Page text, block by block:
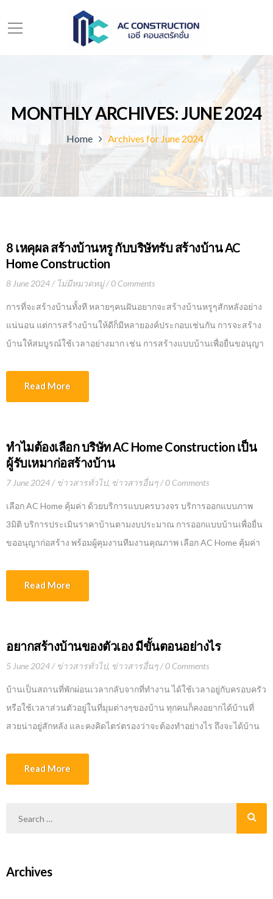
MONTHLY ARCHIVES: JUNE 2024
Home Archives for June 2024
8 เหคุผล สร้างบ้านหรู กับบริษัทรับ สร้างบ้าน AC
Home Construction
8 June 2024 ไม่มีหมวดหมู่ 0 Comments
การที่จะสร้างบ้านทั้งที หลายๆคนฝันอยากจะสร้างบ้านหรูๆสักหลังอย่าง
แน่นอน แต่การสร้างบ้านให้ดีก็มีหลายองค์ประกอบเช่นกัน การจะสร้าง
บ้านให้สมบูรณ์ใช้เวลาอย่างมาก เช่น การสร้างแบบบ้านเพื่อยื่นขอนุญา
LuxuryHome Pro Contractors มาเริ่มดูกันว่าทำไม ต้องสร้างบ้านหรู กับ
บริษัทรับสร้างบ้านที่ดี Building a LuxuryHome Pro Contractors การ
สร้างบ้านกับ บริษัทรับสร้างบ้านที่มีคุณภาพ น่าเชื่อถือ เพราะเป็นบริษัทที่
จดทะเบียนเป็นนิติบุคคลอย่างถูกต้อง มีสถานที่ตั้งติดต่อได้อย่างชัดเจน
อีกทั้งมีการทำสัญญาเอกสารลงลายมือชื่อที่ชัดเจน เจ้าของสามารถตรวจ
สอบเอกสารหลักฐาน ติดตามงานได้ หมดกังวลเรื่องทิ้งงาน อีกทั้งยัง
สื่อสารออนไลน์จากเพจต่างๆได้อีกด้วย การสร้างบ้านกับ บริษัทรับสร้าง
บ้านยังทำให้ลูกค้าสะดวกสะบายกับการใช้บริการอีกด้วย เนื่องจากบริษัท
วิศวกรรมและยังถูกหลักการข้อกฏหมายสถาปัตยกรรมอีกด้วย อีกทั้งยัง
ก่อสร้าง แบบก่อสร้างบ้าน และเอกสารข้อมูลการประมาณราคาบ้าน ที่มี
ข้อมูลครบถ้วนตามแบบบ้านที่จะสร้างนั้น จะทำให้การสร้างบ้านเป็นไป
อย่างราบรื่นและถูกต้องตามลำดับขั้นตอนที่ดีไม่ยุ่งยาก การมีเอกสาร
Biling […]
Read More
ทำไมต้องเลือก บริษัท AC Home Construction เป็น
ผู้รับเหมาก่อสร้างบ้าน
7 June 2024 ข่าวสารทั่วไป, ข่าวสารอื่นๆ 0 Comments
เลือก AC Home คุ้มค่า ด้วยบริการแบบครบวงจร บริการออกแบบภาพ
3มิติ บริการประเมินราคาบ้านตามงบประมาณ การออกแบบบ้านเพื่อยื่น
ขออนุญาก่อสร้าง พร้อมผู้คุมงานทีมงานคุณภาพ เลือก AC Home คุ้มค่า
ตั้งอาคารที่จัดเจน สามารถติดต่อได้สะดวก Contact:
https://achomeconstruction.com/contact/
Read More
อยากสร้างบ้านของตัวเอง มีขั้นตอนอย่างไร
5 June 2024 ข่าวสารทั่วไป, ข่าวสารอื่นๆ 0 Comments
บ้านเป็นสถานที่พักผ่อนเวลากลับจากที่ทำงาน ได้ใช้เวลาอยู่กับครอบครัว
หรือใช้เวลาส่วนตัวอยู่ในที่มุมต่างๆของบ้าน ทุกคนก็คงอยากได้บ้านที่
สวยน่าอยู่สักหลัง และคงคิดไตร่ตรองว่าจะต้องทำอย่างไร ถึงจะได้บ้าน
การขออนุญาตก่อสร้างสร้างบ้าน
Read More
Archives